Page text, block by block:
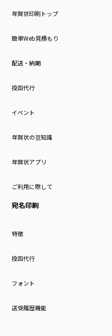
年賀状印刷トップ
簡単Web見積もり
配送・納期
投函代行
イベント
年賀状の豆知識
年賀状アプリ
ご利用に際して
宛名印刷
特徴
投函代行
フォント
送受履歴機能